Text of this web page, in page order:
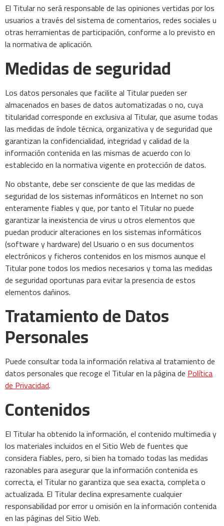
El Titular no será responsable de las opiniones vertidas por los
usuarios a través del sistema de comentarios, redes sociales u
otras herramientas de participación, conforme a lo previsto en
la normativa de aplicación.
Medidas de seguridad
Los datos personales que facilite al Titular pueden ser
almacenados en bases de datos automatizadas o no, cuya
titularidad corresponde en exclusiva al Titular, que asume todas
las medidas de índole técnica, organizativa y de seguridad que
garantizan la confidencialidad, integridad y calidad de la
información contenida en las mismas de acuerdo con lo
establecido en la normativa vigente en protección de datos.
No obstante, debe ser consciente de que las medidas de
seguridad de los sistemas informáticos en Internet no son
enteramente fiables y que, por tanto el Titular no puede
garantizar la inexistencia de virus u otros elementos que
puedan producir alteraciones en los sistemas informáticos
(software y hardware) del Usuario o en sus documentos
electrónicos y ficheros contenidos en los mismos aunque el
Titular pone todos los medios necesarios y toma las medidas
de seguridad oportunas para evitar la presencia de estos
elementos dañinos.
Tratamiento de Datos
Personales
Puede consultar toda la información relativa al tratamiento de
datos personales que recoge el Titular en la página dePolítica
de Privacidad.
Contenidos
El Titular ha obtenido la información, el contenido multimedia y
los materiales incluidos en el Sitio Web de fuentes que
considera fiables, pero, si bien ha tomado todas las medidas
razonables para asegurar que la información contenida es
correcta, el Titular no garantiza que sea exacta, completa o
actualizada. El Titular declina expresamente cualquier
responsabilidad por error u omisión en la información contenida
en las páginas del Sitio Web.